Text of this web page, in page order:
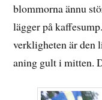
blommorna ännu
lägger på
verkligheten är den
aning gult i mitten.